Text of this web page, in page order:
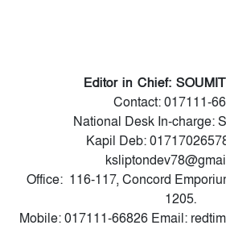
Editor in Chief:
Contact: 017111-
National Desk In-charge:
Kapil Deb:
Office: 116-117, Concord
1205.
Mobile: 017111-66826 Email: